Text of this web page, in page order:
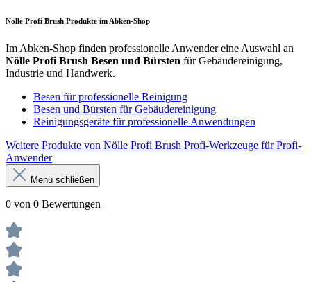
Nölle Profi Brush Produkte im Abken-Shop
Im Abken-Shop finden professionelle Anwender eine Auswahl an
Nölle Profi Brush Besen und Bürsten für Gebäudereinigung,
Industrie und Handwerk.
Besen für professionelle Reinigung
Besen und Bürsten für Gebäudereinigung
Reinigungsgeräte für professionelle Anwendungen
Weitere Produkte von Nölle Profi Brush Profi-Werkzeuge für Profi-
Anwender
Menü schließen
0 von 0 Bewertungen